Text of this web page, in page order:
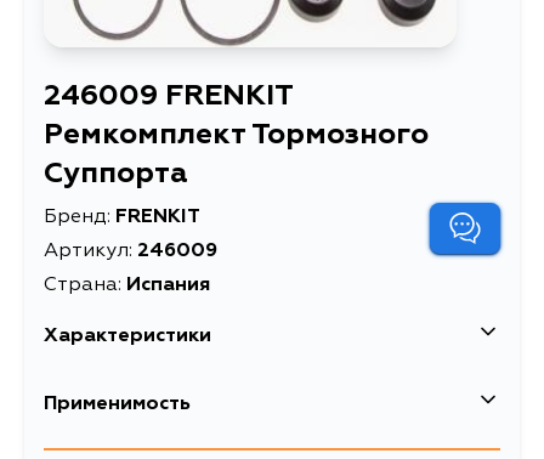
246009 FRENKIT
Ремкомплект Тормозного
Суппорта
Бренд: FRENKIT
Артикул: 246009
Страна: Испания
Характеристики
EAN-13
Применимость